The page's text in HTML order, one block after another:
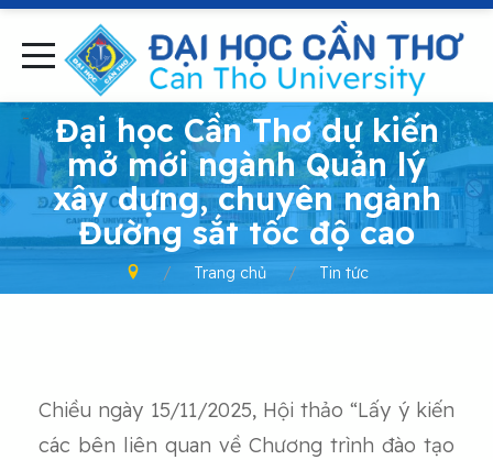
-
Đại học Cần Thơ dự kiến
mở mới ngành Quản lý
xây dựng, chuyên ngành
Đường sắt tốc độ cao
Trang chủ Tin tức
Chiều ngày 15/11/2025, Hội thảo “Lấy ý kiến
các bên liên quan về Chương trình đào tạo